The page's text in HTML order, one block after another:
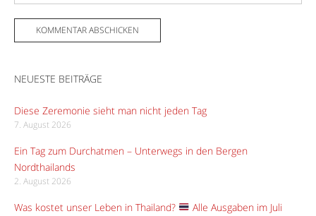
NEUESTE BEITRÄGE
Diese Zeremonie sieht man nicht jeden Tag
7. August 2026
Ein Tag zum Durchatmen – Unterwegs in den Bergen
Nordthailands
2. August 2026
Was kostet unser Leben in Thailand?
Alle Ausgaben im Juli